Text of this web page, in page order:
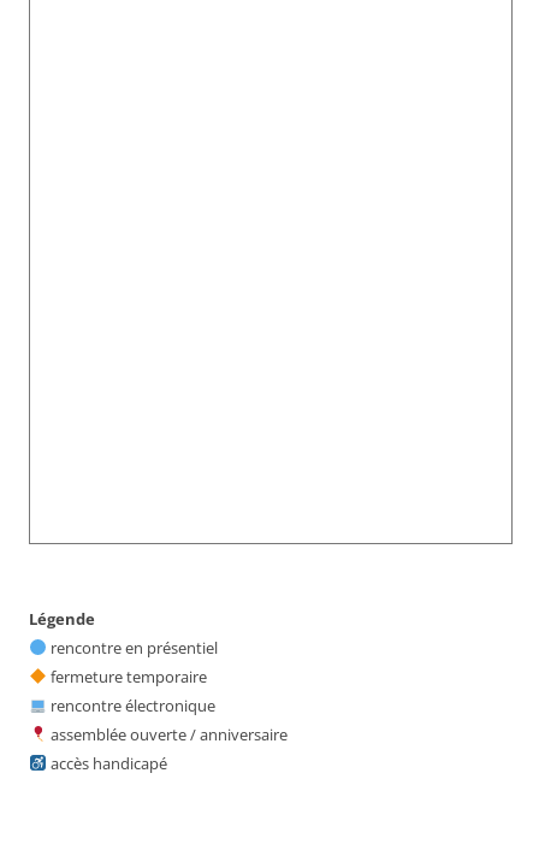
Légende
rencontre en présentiel
fermeture temporaire
rencontre électronique
assemblée ouverte / anniversaire
accès handicapé